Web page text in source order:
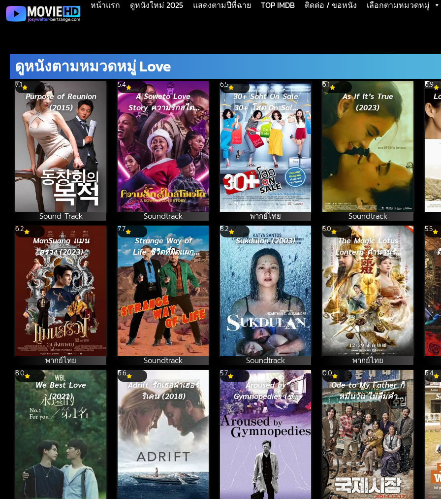
หน้าแรก ดูหนังใหม่ 2025 แสดงตามปีที่ฉาย TOP IMDB ติดต่อ / ขอหนัง เลือกตามหมวดหมู่
ดูหนังตามหมวดหมู่ Love
7.1
Purpose of Reunion
(2015)
Sound Track
5.4
A Soweto Love
Story ความรักสไตล์
โซเวโต (2024)
Soundtrack
6.5
30+ Soht On Sale
30+ โสด On Sale
(2011)
พากย์ไทย
6.1
As If It’s True
(2023)
Soundtrack
6.9
6.2
ManSuang แมน
สรวง (2023)
พากย์ไทย
7.7
Strange Way of
Life ชีวิตที่ผิดแผก
(2023)
Soundtrack
8.2
Sukdulan (2003)
Soundtrack
5.0
The Magic Lotus
Lantern ตำนานรัก
โคมสวรรค์ (2021)
พากย์ไทย
5.5
8.0
We Best Love
(2021)
6.6
Adrift รักเธอฝ่าเฮอร์
ริเคน (2018)
5.7
Aroused by
Gymnopedies (ซับ
ไทย) (2016)
0.0
Ode to My Father กี่
หมื่นวัน ไม่ลืมคำ
สัญญาพ่อ (2014)
6.4